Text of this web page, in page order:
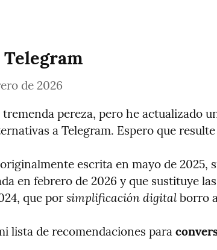
Telegram
de 2026
tremenda pereza, pero he actualizado
a Telegram. Espero que
escrita en mayo de 2025,
en febrero de 2026 y que sustituye
que por simplificación digital borro
lista de recomendaciones para